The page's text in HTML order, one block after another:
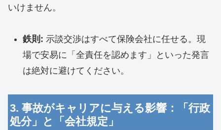
いけません。
鉄則: 示談交渉はすべて保険会社に任せる。現
場で安易に「全責任を認めます」といった発言
は絶対に避けてください。
3. 事故がキャリアに与える影響：「行政
処分」と「会社規定」